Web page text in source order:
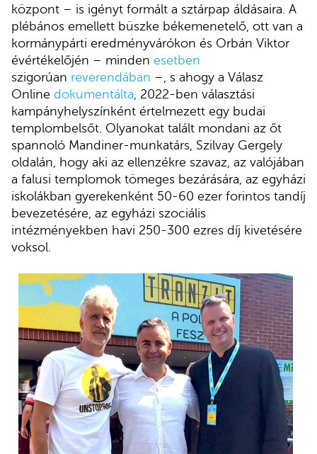
központ – is igényt formált a sztárpap áldásaira. A
plébános emellett büszke békemenetelő, ott van a
kormánypárti eredményvárókon és Orbán Viktor
évértékelőjén – minden esetben
szigorúan reverendában –, s ahogy a Válasz
Online dokumentálta , 2022-ben választási
kampányhelyszínként értelmezett egy budai
templombelsőt. Olyanokat talált mondani az őt
spannoló Mandiner-munkatárs, Szilvay Gergely
oldalán, hogy aki az ellenzékre szavaz, az valójában
a falusi templomok tömeges bezárására, az egyházi
iskolákban gyerekenként 50-60 ezer forintos tandíj
bevezetésére, az egyházi szociális
intézményekben havi 250-300 ezres díj kivetésére
voksol.